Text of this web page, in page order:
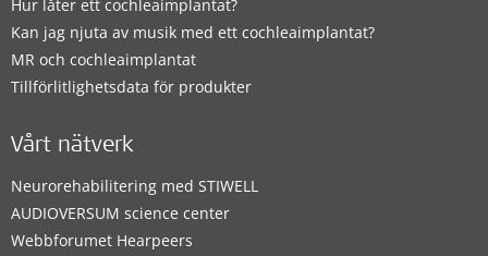
Hur låter ett cochleaimplantat?
Kan jag njuta av musik med ett cochleaimplantat?
MR och cochleaimplantat
Tillförlitlighetsdata för produkter
Vårt nätverk
Neurorehabilitering med STIWELL
AUDIOVERSUM science center
Webbforumet Hearpeers